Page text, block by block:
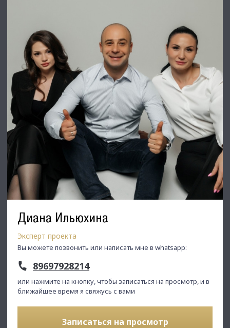
Диана Ильюхина
Эксперт проекта
Вы можете позвонить или написать мне в whatsapp:
89697928214
или нажмите на кнопку, чтобы записаться на просмотр, и в
ближайшее время я свяжусь с вами
Записаться на просмотр
Мы строим долгосрочные деловые отношения на основе
принципов честности и качественного сервиса с нашими
клиентами.
⭐ Работая с нами, вы получите:
✅ Высокое качество сопровождения сделки от начала и до
конца;
✅ Широкий спектр сопутствующих услуг;
✅ Оптимизацию ваших расходов при заключении сделки;
✅ Экономию Ваших нервов и времени при переговорах;
✅ Доступ к уникальной базе объектов, многие из которых
отсутствуют в открытой рекламе;
✅ Помогаем оформлять ипотеку!
⭐Заходите в наш профиль, чтобы ознакомиться с нашими
актуальными предложениями!
Если не нашли в нашем профиле то, что Вам подходит –
позвоните ☎, и мы обязательно подберем нужный объект
по самым выгодным условиям на рынке коммерческой
С Уважением, Дмитрий.
Недвижимость Северо-Запада.